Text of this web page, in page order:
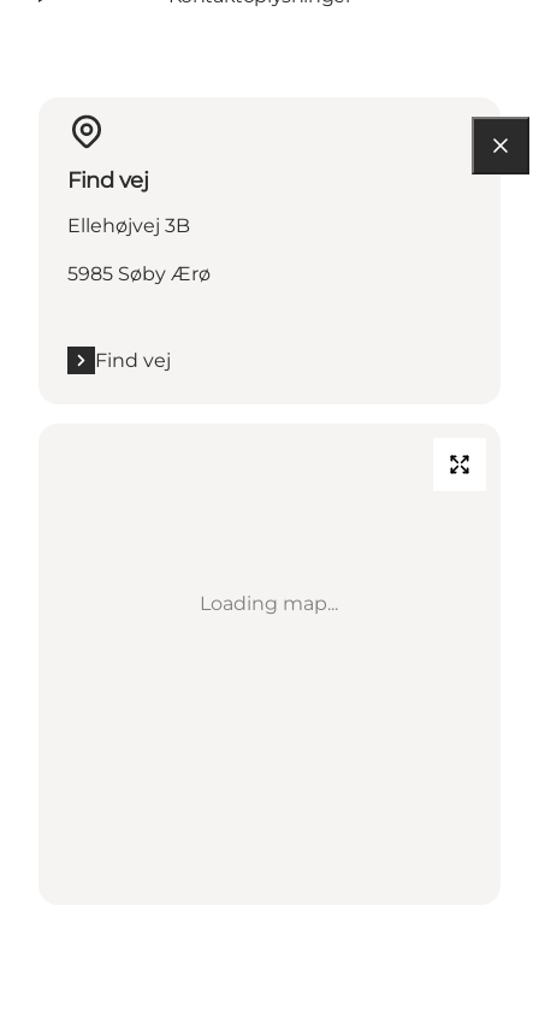
Find vej
Ellehøjvej 3B
5985 Søby Ærø
Find vej
Loading map...